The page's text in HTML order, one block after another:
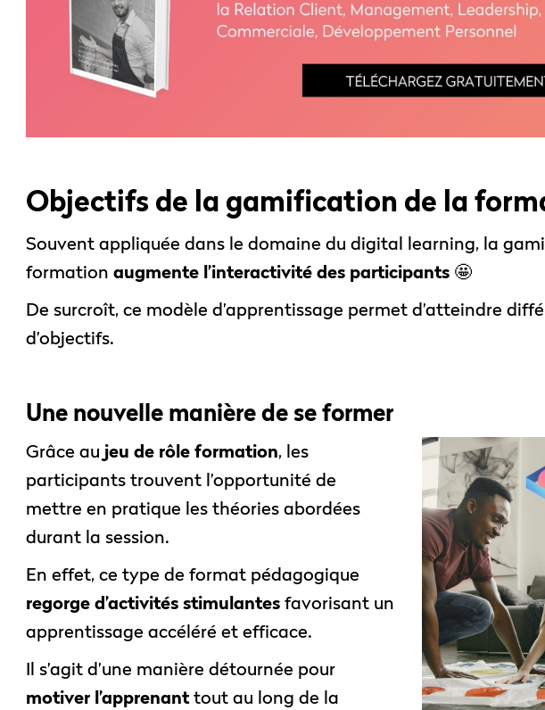
Objectifs de la gamification de la
Souvent appliquée dans le domaine du digital learning, la
formationaugmente l’interactivité des participants 🤩
De surcroît, ce modèle d’apprentissage permet d’atteindre
d’objectifs.
Une nouvelle manière de se former
Grâce au jeu de rôle formation, les
participants trouvent l’opportunité de
mettre en pratique les théories abordées
durant la session.
En effet, ce type de format pédagogique
regorge d’activités stimulantes favorisant un
apprentissage accéléré et efficace.
Il s’agit d’une manière détournée pour
motiver l’apprenanttout au long de la